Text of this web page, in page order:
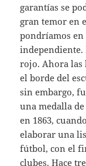
garantías se
gran temor en
pondríamos
rojo. Ahora las
el borde del
sin embargo,
una medalla
en 1863,
elaborar una
fútbol, con el
clubes. Hace